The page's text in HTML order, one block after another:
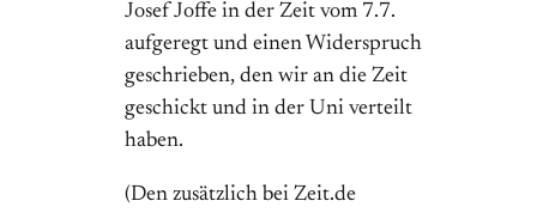
Josef Joffe in der Zeit vom 7.7.
aufgeregt und einen Widerspruch
geschrieben, den wir an die Zeit
geschickt und in der Uni verteilt
haben.
(Den zusätzlich bei Zeit.de